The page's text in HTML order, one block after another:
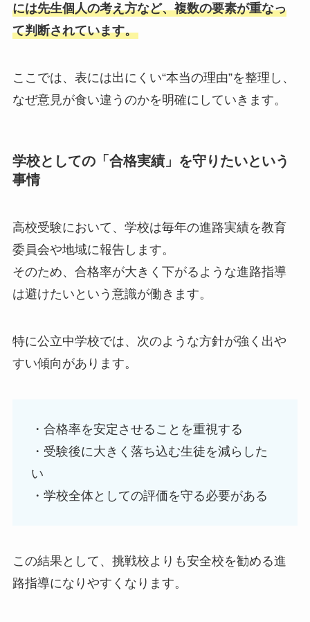
には先生個人の考え方など、複数の要素が重なっ
て判断されています。
ここでは、表には出にくい“本当の理由”を整理し、
なぜ意見が食い違うのかを明確にしていきます。
学校としての「合格実績」を守りたいという
事情
高校受験において、学校は毎年の進路実績を教育
委員会や地域に報告します。
そのため、合格率が大きく下がるような進路指導
は避けたいという意識が働きます。
特に公立中学校では、次のような方針が強く出や
すい傾向があります。
・合格率を安定させることを重視する
・受験後に大きく落ち込む生徒を減らした
い
・学校全体としての評価を守る必要がある
この結果として、挑戦校よりも安全校を勧める進
路指導になりやすくなります。